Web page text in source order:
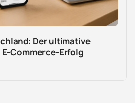
Der ultimative
Commerce-Erfolg